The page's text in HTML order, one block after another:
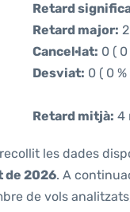
Retard
Retard major:
Cancel·lat: 0 ( 0
Desviat: 0 ( 0 %
Retard mitjà: 4
les dades
de 2026. A
de vols